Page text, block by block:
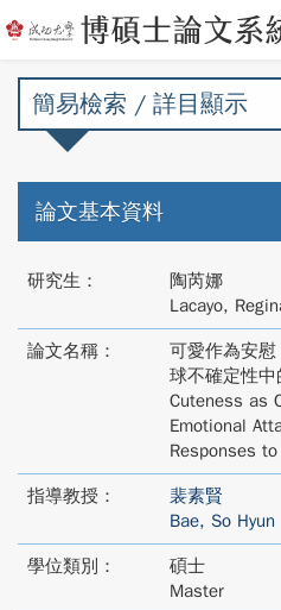
簡易檢索 / 詳目顯示
論文基本資料
研究生：
陶芮娜
Lacayo,
論文名稱：
可愛作為安
球不確定性中
Cuteness as
Emotional
Responses
指導教授：
裴素賢
Bae, So Hyun
學位類別：
碩士
Master